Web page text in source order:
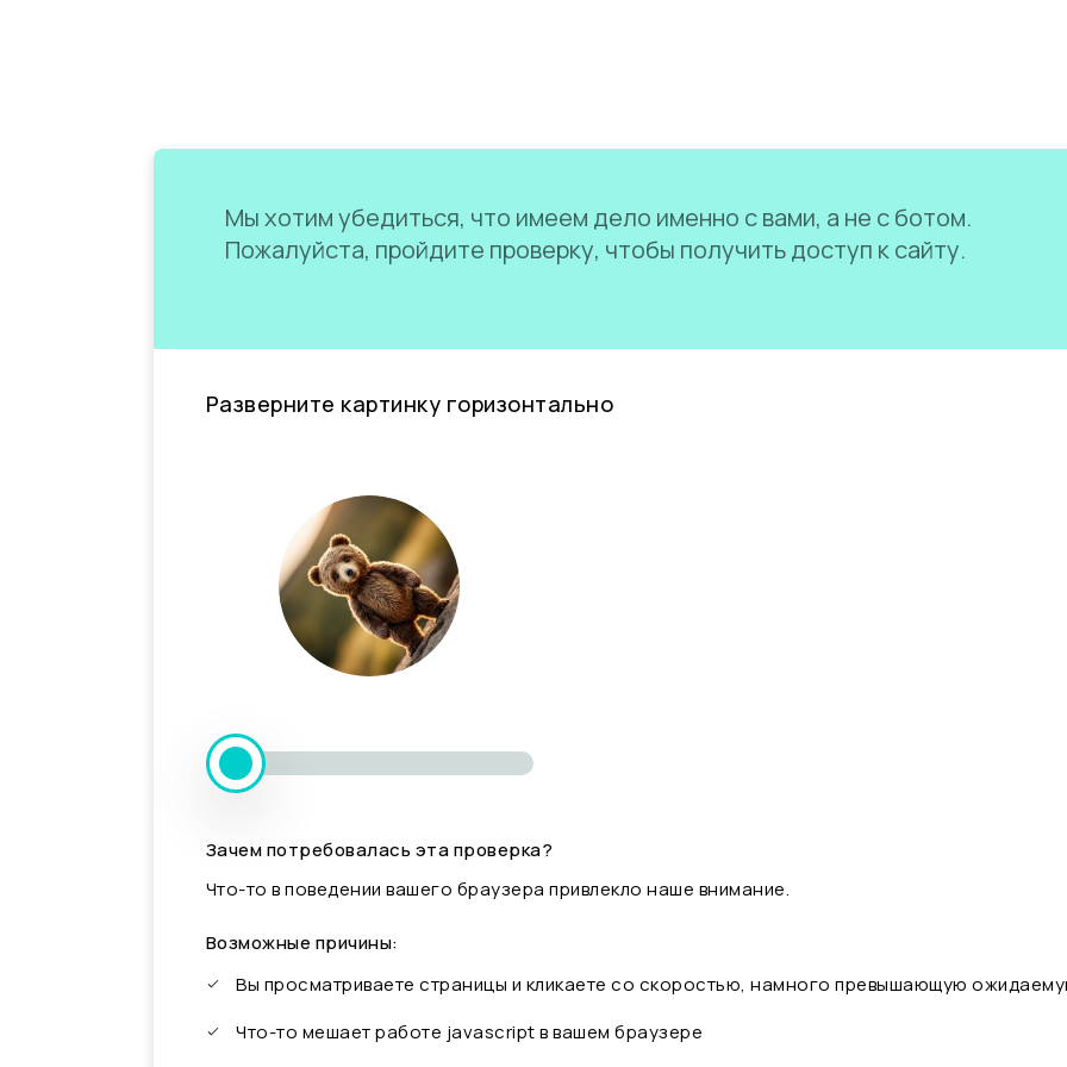
Мы хотим убедиться, что имеем дело именно с вами, а не с ботом.
Пожалуйста, пройдите проверку, чтобы получить доступ к сайту.
Разверните картинку горизонтально
Зачем потребовалась эта проверка?
Что-то в поведении вашего браузера привлекло наше внимание.
Возможные причины:
Вы просматриваете страницы и кликаете со скоростью, намного превышающую
Что-то мешает работе javascript в вашем браузере